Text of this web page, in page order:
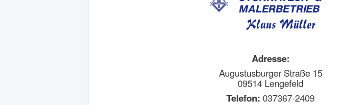
Adresse:
Augustusburger Straße 15
09514 Lengefeld
Telefon: 037367-2409